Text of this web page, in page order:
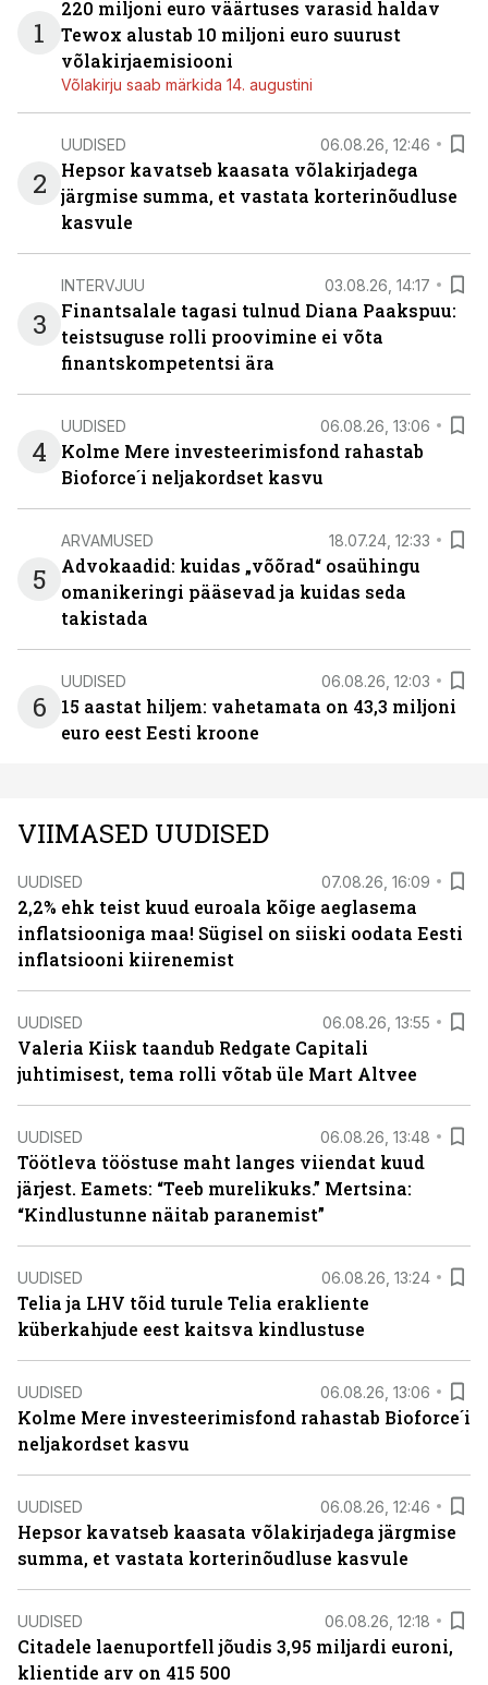
1
220 miljoni euro väärtuses varasid haldav
Tewox alustab 10 miljoni euro suurust
võlakirjaemisiooni
Võlakirju saab märkida 14. augustini
2
UUDISED 06.08.26, 12:46
Hepsor kavatseb kaasata võlakirjadega
järgmise summa, et vastata korterinõudluse
kasvule
3
INTERVJUU 03.08.26, 14:17
Finantsalale tagasi tulnud Diana Paakspuu:
teistsuguse rolli proovimine ei võta
finantskompetentsi ära
4
UUDISED 06.08.26, 13:06
Kolme Mere investeerimisfond rahastab
Bioforce´i neljakordset kasvu
5
ARVAMUSED 18.07.24, 12:33
Advokaadid: kuidas „võõrad“ osaühingu
omanikeringi pääsevad ja kuidas seda
takistada
6
UUDISED 06.08.26, 12:03
15 aastat hiljem: vahetamata on 43,3 miljoni
euro eest Eesti kroone
VIIMASED UUDISED
UUDISED 07.08.26, 16:09
2,2% ehk teist kuud euroala kõige aeglasema
inflatsiooniga maa! Sügisel on siiski oodata Eesti
inflatsiooni kiirenemist
UUDISED 06.08.26, 13:55
Valeria Kiisk taandub Redgate Capitali
juhtimisest, tema rolli võtab üle Mart Altvee
UUDISED 06.08.26, 13:48
Töötleva tööstuse maht langes viiendat kuud
järjest. Eamets: “Teeb murelikuks.” Mertsina:
“Kindlustunne näitab paranemist”
UUDISED 06.08.26, 13:24
Telia ja LHV tõid turule Telia erakliente
küberkahjude eest kaitsva kindlustuse
UUDISED 06.08.26, 13:06
Kolme Mere investeerimisfond rahastab Bioforce´i
neljakordset kasvu
UUDISED 06.08.26, 12:46
Hepsor kavatseb kaasata võlakirjadega järgmise
summa, et vastata korterinõudluse kasvule
UUDISED 06.08.26, 12:18
Citadele laenuportfell jõudis 3,95 miljardi euroni,
klientide arv on 415 500